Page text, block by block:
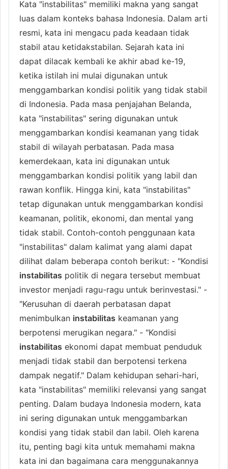
Kata "instabilitas" memiliki makna yang sangat
luas dalam konteks bahasa Indonesia. Dalam arti
resmi, kata ini mengacu pada keadaan tidak
stabil atau ketidakstabilan. Sejarah kata ini
dapat dilacak kembali ke akhir abad ke-19,
ketika istilah ini mulai digunakan untuk
menggambarkan kondisi politik yang tidak stabil
di Indonesia. Pada masa penjajahan Belanda,
kata "instabilitas" sering digunakan untuk
menggambarkan kondisi keamanan yang tidak
stabil di wilayah perbatasan. Pada masa
kemerdekaan, kata ini digunakan untuk
menggambarkan kondisi politik yang labil dan
rawan konflik. Hingga kini, kata "instabilitas"
tetap digunakan untuk menggambarkan kondisi
keamanan, politik, ekonomi, dan mental yang
tidak stabil. Contoh-contoh penggunaan kata
"instabilitas" dalam kalimat yang alami dapat
dilihat dalam beberapa contoh berikut: - "Kondisi
instabilitas politik di negara tersebut membuat
investor menjadi ragu-ragu untuk berinvestasi." -
"Kerusuhan di daerah perbatasan dapat
menimbulkan instabilitas keamanan yang
berpotensi merugikan negara." - "Kondisi
instabilitas ekonomi dapat membuat penduduk
menjadi tidak stabil dan berpotensi terkena
dampak negatif." Dalam kehidupan sehari-hari,
kata "instabilitas" memiliki relevansi yang sangat
penting. Dalam budaya Indonesia modern, kata
ini sering digunakan untuk menggambarkan
kondisi yang tidak stabil dan labil. Oleh karena
itu, penting bagi kita untuk memahami makna
kata ini dan bagaimana cara menggunakannya